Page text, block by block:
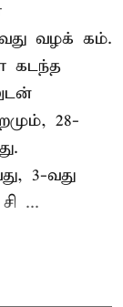
வழக் கம்.
கடந்த
28-
3-வது
...